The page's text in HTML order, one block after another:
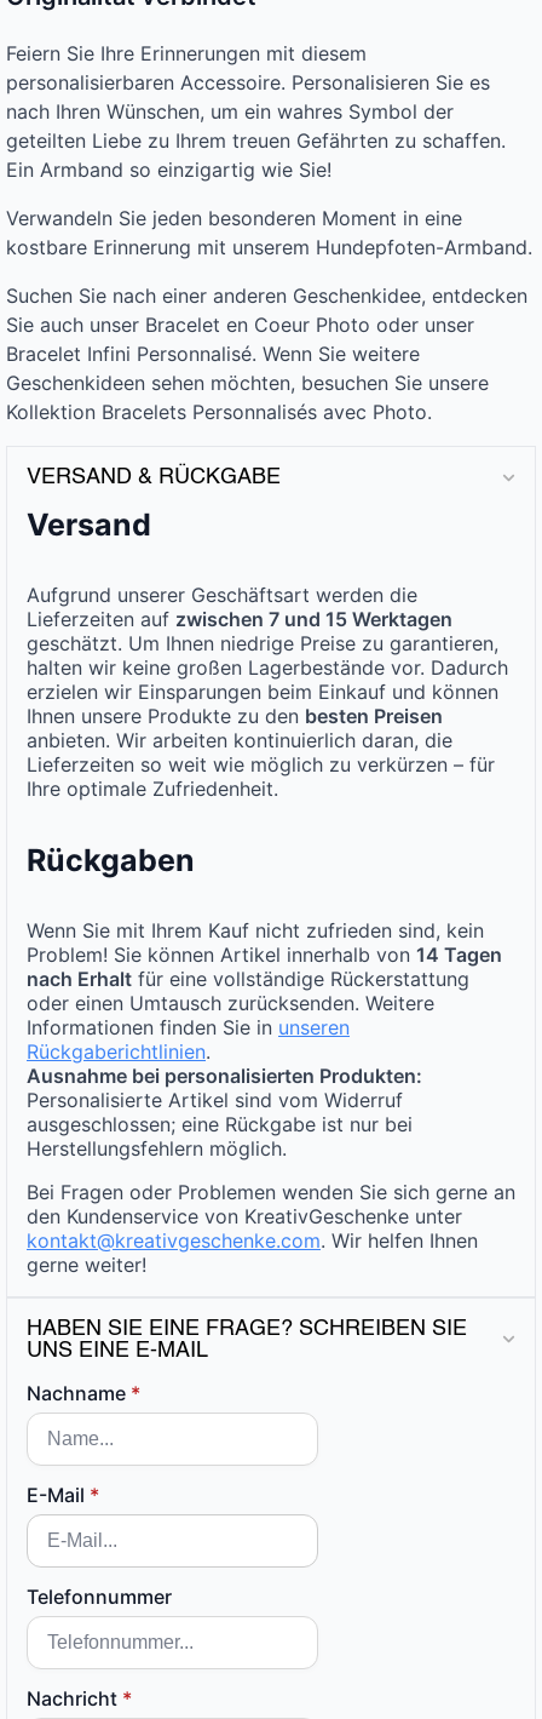
Feiern Sie Ihre Erinnerungen mit diesem
personalisierbaren Accessoire. Personalisieren Sie es
nach Ihren Wünschen, um ein wahres Symbol der
geteilten Liebe zu Ihrem treuen Gefährten zu schaffen.
Ein Armband so einzigartig wie Sie!
Verwandeln Sie jeden besonderen Moment in eine
kostbare Erinnerung mit unserem Hundepfoten-Armband.
Suchen Sie nach einer anderen Geschenkidee, entdecken
Sie auch unser Bracelet en Coeur Photo oder unser
Bracelet Infini Personnalisé. Wenn Sie weitere
Geschenkideen sehen möchten, besuchen Sie unsere
Kollektion Bracelets Personnalisés avec Photo.
VERSAND & RÜCKGABE
Versand
Aufgrund unserer Geschäftsart werden die
Lieferzeiten auf zwischen 7 und 15 Werktagen
geschätzt. Um Ihnen niedrige Preise zu garantieren,
halten wir keine großen Lagerbestände vor. Dadurch
erzielen wir Einsparungen beim Einkauf und können
Ihnen unsere Produkte zu den besten Preisen
anbieten. Wir arbeiten kontinuierlich daran, die
Lieferzeiten so weit wie möglich zu verkürzen – für
Ihre optimale Zufriedenheit.
Rückgaben
Wenn Sie mit Ihrem Kauf nicht zufrieden sind, kein
Problem! Sie können Artikel innerhalb von 14 Tagen
nach Erhalt für eine vollständige Rückerstattung
oder einen Umtausch zurücksenden. Weitere
Informationen finden Sie in unseren
Rückgaberichtlinien.
Ausnahme bei personalisierten Produkten:
Personalisierte Artikel sind vom Widerruf
ausgeschlossen; eine Rückgabe ist nur bei
Herstellungsfehlern möglich.
Bei Fragen oder Problemen wenden Sie sich gerne an
den Kundenservice von KreativGeschenke unter
kontakt@kreativgeschenke.com. Wir helfen Ihnen
gerne weiter!
HABEN SIE EINE FRAGE? SCHREIBEN SIE
UNS EINE E-MAIL
Nachname *
E-Mail *
Telefonnummer
Nachricht *